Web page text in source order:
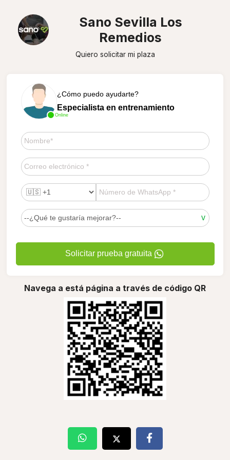
Sano Sevilla Los
Remedios
Quiero solicitar mi plaza
Online
¿Cómo puedo ayudarte?
Especialista en entrenamiento
Solicitar prueba gratuita
Navega a está página a través de código QR